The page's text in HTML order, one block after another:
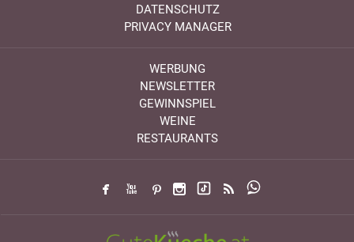
DATENSCHUTZ
PRIVACY MANAGER
WERBUNG
NEWSLETTER
GEWINNSPIEL
WEINE
RESTAURANTS